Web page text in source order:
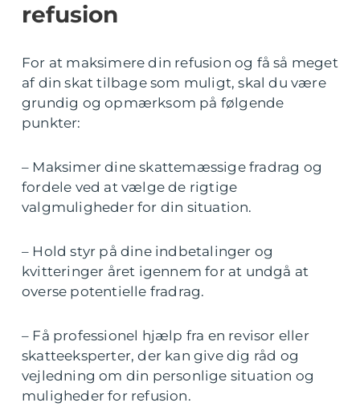
refusion
For at maksimere din refusion og få så meget
af din skat tilbage som muligt, skal du være
grundig og opmærksom på følgende
punkter:
– Maksimer dine skattemæssige fradrag og
fordele ved at vælge de rigtige
valgmuligheder for din situation.
– Hold styr på dine indbetalinger og
kvitteringer året igennem for at undgå at
overse potentielle fradrag.
– Få professionel hjælp fra en revisor eller
skatteeksperter, der kan give dig råd og
vejledning om din personlige situation og
muligheder for refusion.